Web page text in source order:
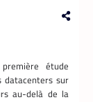
étude
datacenters sur
au-delà de la